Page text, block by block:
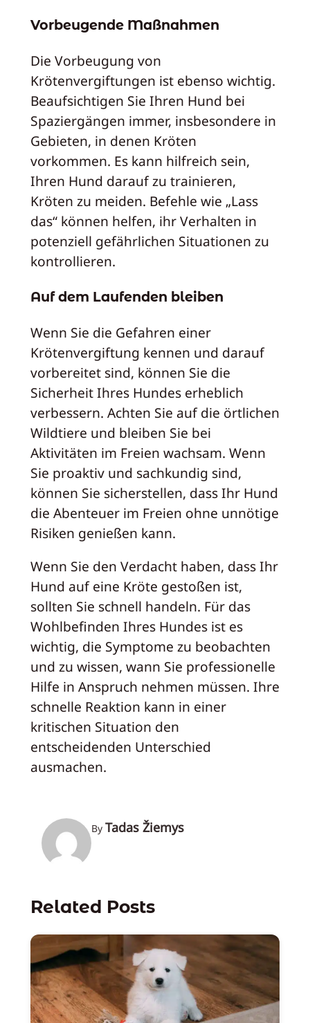
Vorbeugende Maßnahmen
Die Vorbeugung von
Krötenvergiftungen ist ebenso wichtig.
Beaufsichtigen Sie Ihren Hund bei
Spaziergängen immer, insbesondere in
Gebieten, in denen Kröten
vorkommen. Es kann hilfreich sein,
Ihren Hund darauf zu trainieren,
Kröten zu meiden. Befehle wie „Lass
das“ können helfen, ihr Verhalten in
potenziell gefährlichen Situationen zu
kontrollieren.
Auf dem Laufenden bleiben
Wenn Sie die Gefahren einer
Krötenvergiftung kennen und darauf
vorbereitet sind, können Sie die
Sicherheit Ihres Hundes erheblich
verbessern. Achten Sie auf die örtlichen
Wildtiere und bleiben Sie bei
Aktivitäten im Freien wachsam. Wenn
Sie proaktiv und sachkundig sind,
können Sie sicherstellen, dass Ihr Hund
die Abenteuer im Freien ohne unnötige
Risiken genießen kann.
Wenn Sie den Verdacht haben, dass Ihr
Hund auf eine Kröte gestoßen ist,
sollten Sie schnell handeln. Für das
Wohlbefinden Ihres Hundes ist es
wichtig, die Symptome zu beobachten
und zu wissen, wann Sie professionelle
Hilfe in Anspruch nehmen müssen. Ihre
schnelle Reaktion kann in einer
kritischen Situation den
entscheidenden Unterschied
ausmachen.
By Tadas Žiemys
Related Posts